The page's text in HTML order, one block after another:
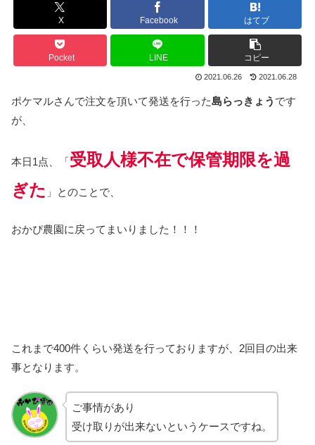
X Facebook はてブ
Pocket LINE コピー
2021.06.26 2021.06.28
ポケマルさんで注文を頂いて発送を行った島らっきょう です
が、
本日1点、「受取人様不在で保管期限を過
ぎた 」とのことで、
おかぴ農園に戻ってまいりました！！！
これまで400件くらい発送を行っておりますが、2回目の出来
事となります。
ご事情があり
受け取りが出来ないというケースですね。